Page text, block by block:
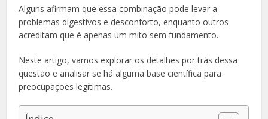
Alguns afirmam que essa combinação pode levar a
problemas digestivos e desconforto, enquanto outros
acreditam que é apenas um mito sem fundamento.
Neste artigo, vamos explorar os detalhes por trás dessa
questão e analisar se há alguma base científica para
preocupações legítimas.